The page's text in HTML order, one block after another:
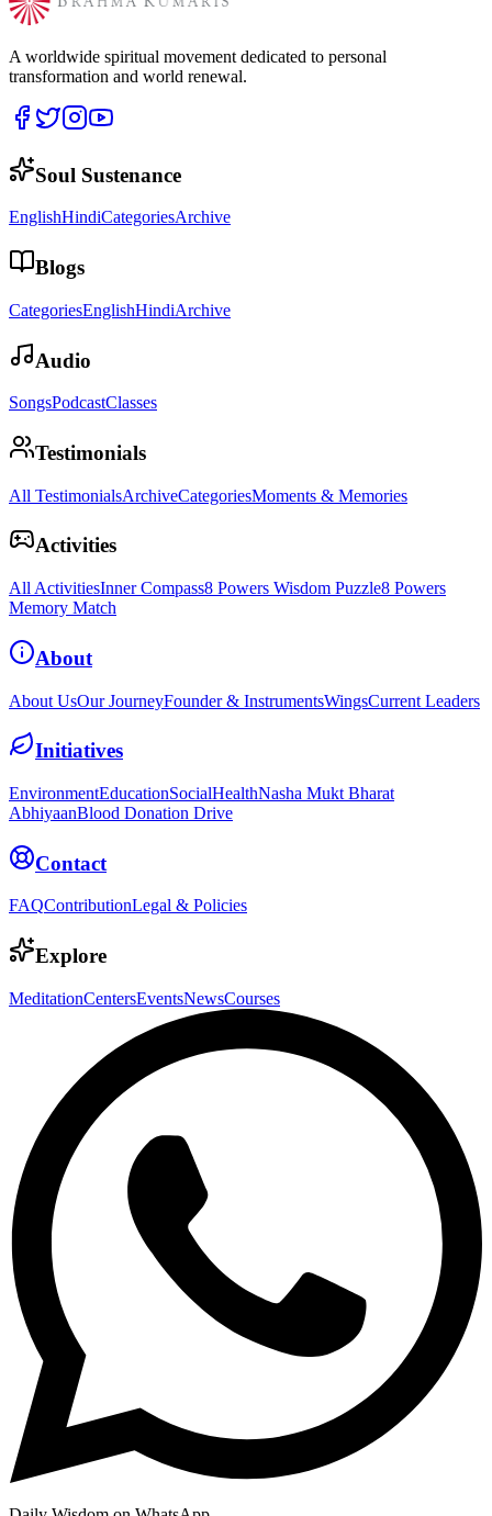
A worldwide spiritual movement dedicated to personal
transformation and world renewal.
Soul Sustenance
EnglishHindiCategoriesArchive
Blogs
CategoriesEnglishHindiArchive
Audio
SongsPodcastClasses
Testimonials
All TestimonialsArchiveCategoriesMoments & Memories
Activities
All ActivitiesInner Compass8 Powers Wisdom Puzzle8 Powers
Memory Match
About
About UsOur JourneyFounder & InstrumentsWingsCurrent Leaders
Initiatives
EnvironmentEducationSocialHealthNasha Mukt Bharat
AbhiyaanBlood Donation Drive
Contact
FAQContributionLegal & Policies
Explore
MeditationCentersEventsNewsCourses